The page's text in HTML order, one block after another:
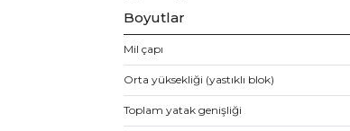
Boyutlar
Mil çapı
Orta yüksekliği (yastıklı blok)
Toplam yatak genişliği